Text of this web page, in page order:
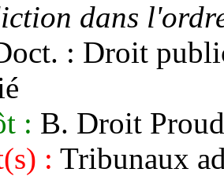
dans
: Droit
: B. Droit
: Tribunaux